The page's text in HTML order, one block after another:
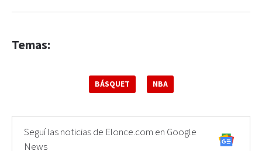
Temas:
BÁSQUET NBA
Seguí las noticias de Elonce.com en Google
News